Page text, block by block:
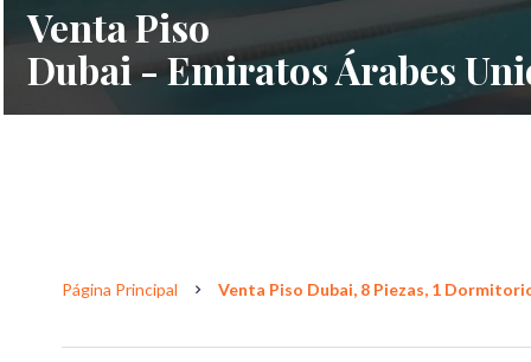
Venta Piso
Dubai - Emiratos Árabes
Página Principal Venta Piso Dubai, 8 Piezas, 1